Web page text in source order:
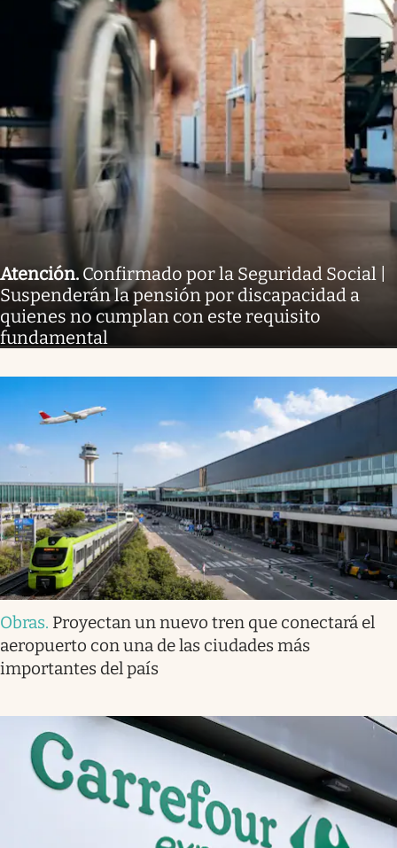
Atención. Confirmado por la Seguridad Social |
Suspenderán la pensión por discapacidad a
quienes no cumplan con este requisito
fundamental
Obras. Proyectan un nuevo tren que conectará el
aeropuerto con una de las ciudades más
importantes del país